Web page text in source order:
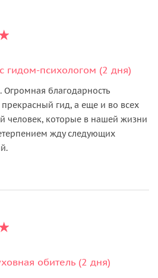
психологом (2 дня)
Огромная благодарность
гид, а еще и во всех
человек, которые в нашей жизни
жду следующих
обитель (2 дня)